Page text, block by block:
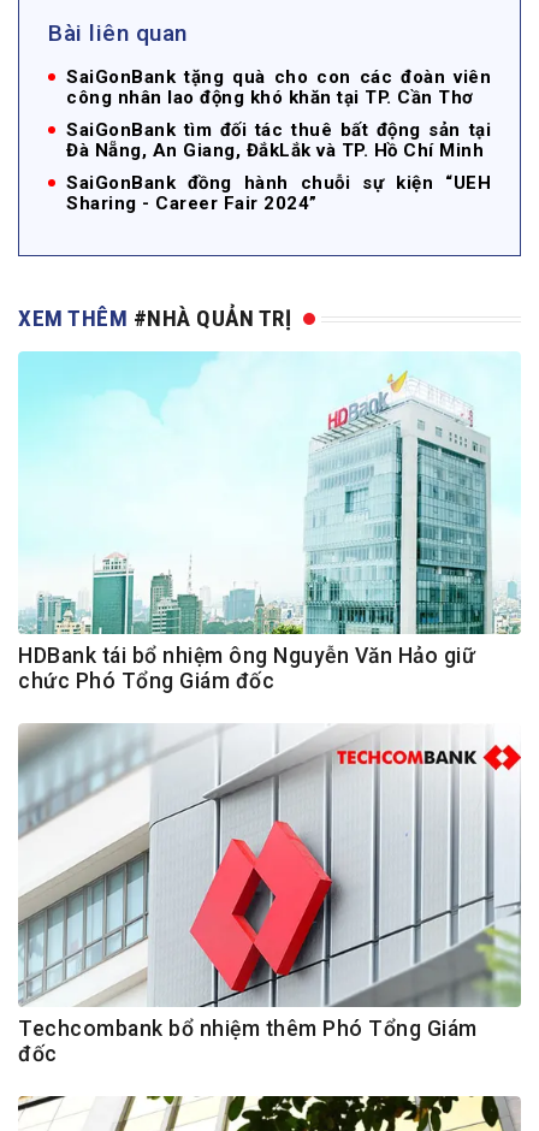
Bài liên quan
SaiGonBank tặng quà cho con các đoàn viên
công nhân lao động khó khăn tại TP. Cần Thơ
SaiGonBank tìm đối tác thuê bất động sản tại
Đà Nẵng, An Giang, ĐắkLắk và TP. Hồ Chí Minh
SaiGonBank đồng hành chuỗi sự kiện “UEH
Sharing - Career Fair 2024”
XEM THÊM #NHÀ QUẢN TRỊ
HDBank tái bổ nhiệm ông Nguyễn Văn Hảo giữ
chức Phó Tổng Giám đốc
Techcombank bổ nhiệm thêm Phó Tổng Giám
đốc